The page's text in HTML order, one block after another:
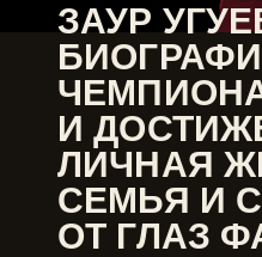
ЗАУР
И
ЛИЧНАЯ
СЕМЬЯ И
ОТ ГЛАЗ